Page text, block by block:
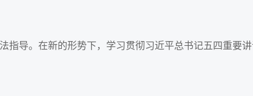
指导。在新的形势下，学习贯彻习近平总书记五四重要